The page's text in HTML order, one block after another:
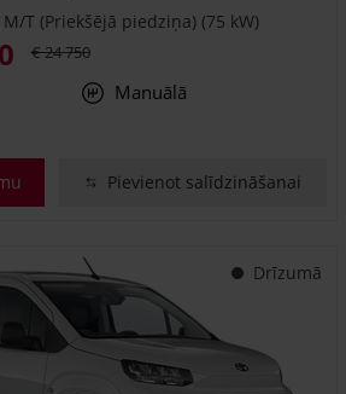
T (Priekšējā piedziņa) (75 kW)
€ 24 750
Manuālā
Pievienot salīdzināšanai
Drīzumā